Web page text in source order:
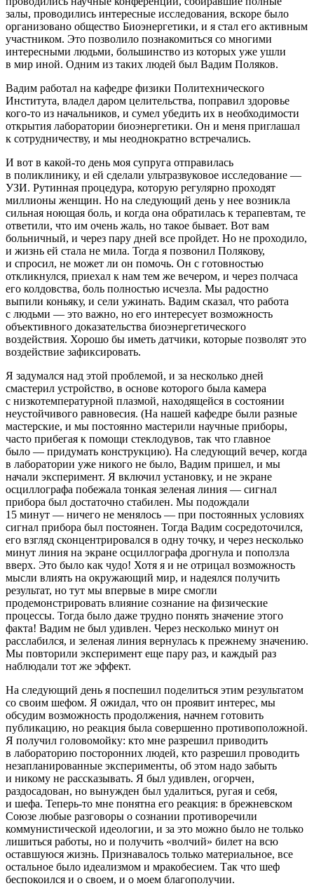
залы, проводились интересные исследования, вскоре было
организовано общество Биоэнергетики, и я стал его активным
участником. Это позволило познакомиться со многими
интересными людьми, большинство из которых уже ушли
в мир иной. Одним из таких людей был Вадим Поляков.
Вадим работал на кафедре физики Политехнического
Института, владел даром целительства, поправил здоровье
кого-то из начальников, и сумел убедить их в необходимости
открытия лаборатории биоэнергетики. Он и меня приглашал
к сотрудничеству, и мы неоднократно встречались.
И вот в какой-то день моя супруга отправилась
в поликлинику, и ей сделали ультразвуковое исследование —
УЗИ. Рутинная процедура, которую регулярно проходят
миллионы женщин. Но на следующий день у нее возникла
сильная ноющая боль, и когда она обратилась к терапевтам, те
ответили, что им очень жаль, но такое бывает. Вот вам
больничный, и через пару дней все пройдет. Но не проходило,
и жизнь ей стала не мила. Тогда я позвонил Полякову,
и спросил, не может ли он помочь. Он с готовностью
откликнулся, приехал к нам тем же вечером, и через полчаса
его колдовства, боль полностью исчезла. Мы радостно
выпили коньяку, и сели ужинать. Вадим сказал, что работа
с людьми — это важно, но его интересует возможность
объективного доказательства биоэнергетического
воздействия. Хорошо бы иметь датчики, которые позволят это
воздействие зафиксировать.
Я задумался над этой проблемой, и за несколько дней
смастерил устройство, в основе которого была камера
с низкотемпературной плазмой, находящейся в состоянии
неустойчивого равновесия. (На нашей кафедре были разные
мастерские, и мы постоянно мастерили научные приборы,
часто прибегая к помощи стеклодувов, так что главное
было — придумать конструкцию). На следующий вечер, когда
в лаборатории уже никого не было, Вадим пришел, и мы
начали эксперимент. Я включил установку, и не экране
осциллографа побежала тонкая зеленая линия — сигнал
прибора был достаточно стабилен. Мы подождали
15 минут — ничего не менялось — при постоянных условиях
сигнал прибора был постоянен. Тогда Вадим сосредоточился,
его взгляд сконцентрировался в одну точку, и через несколько
минут линия на экране осциллографа дрогнула и поползла
вверх. Это было как чудо! Хотя я и не отрицал возможность
мысли влиять на окружающий мир, и надеялся получить
результат, но тут мы впервые в мире смогли
продемонстрировать влияние сознание на физические
процессы. Тогда было даже трудно понять значение этого
факта! Вадим не был удивлен. Через несколько минут он
расслабился, и зеленая линия вернулась к прежнему значению.
Мы повторили эксперимент еще пару раз, и каждый раз
наблюдали тот же эффект.
На следующий день я поспешил поделиться этим результатом
со своим шефом. Я ожидал, что он проявит интерес, мы
обсудим возможность продолжения, начнем готовить
публикацию, но реакция была совершенно противоположной.
Я получил головомойку: кто мне разрешил приводить
в лабораторию посторонних людей, кто разрешил проводить
незапланированные эксперименты, об этом надо забыть
и никому не рассказывать. Я был удивлен, огорчен,
раздосадован, но вынужден был удалиться, ругая и себя,
и шефа. Теперь-то мне понятна его реакция: в брежневском
Союзе любые разговоры о сознании противоречили
коммунистической идеологии, и за это можно было не только
лишиться работы, но и получить «волчий» билет на всю
оставшуюся жизнь. Признавалось только материальное, все
остальное было идеализмом и мракобесием. Так что шеф
беспокоился и о своем, и о моем благополучии.